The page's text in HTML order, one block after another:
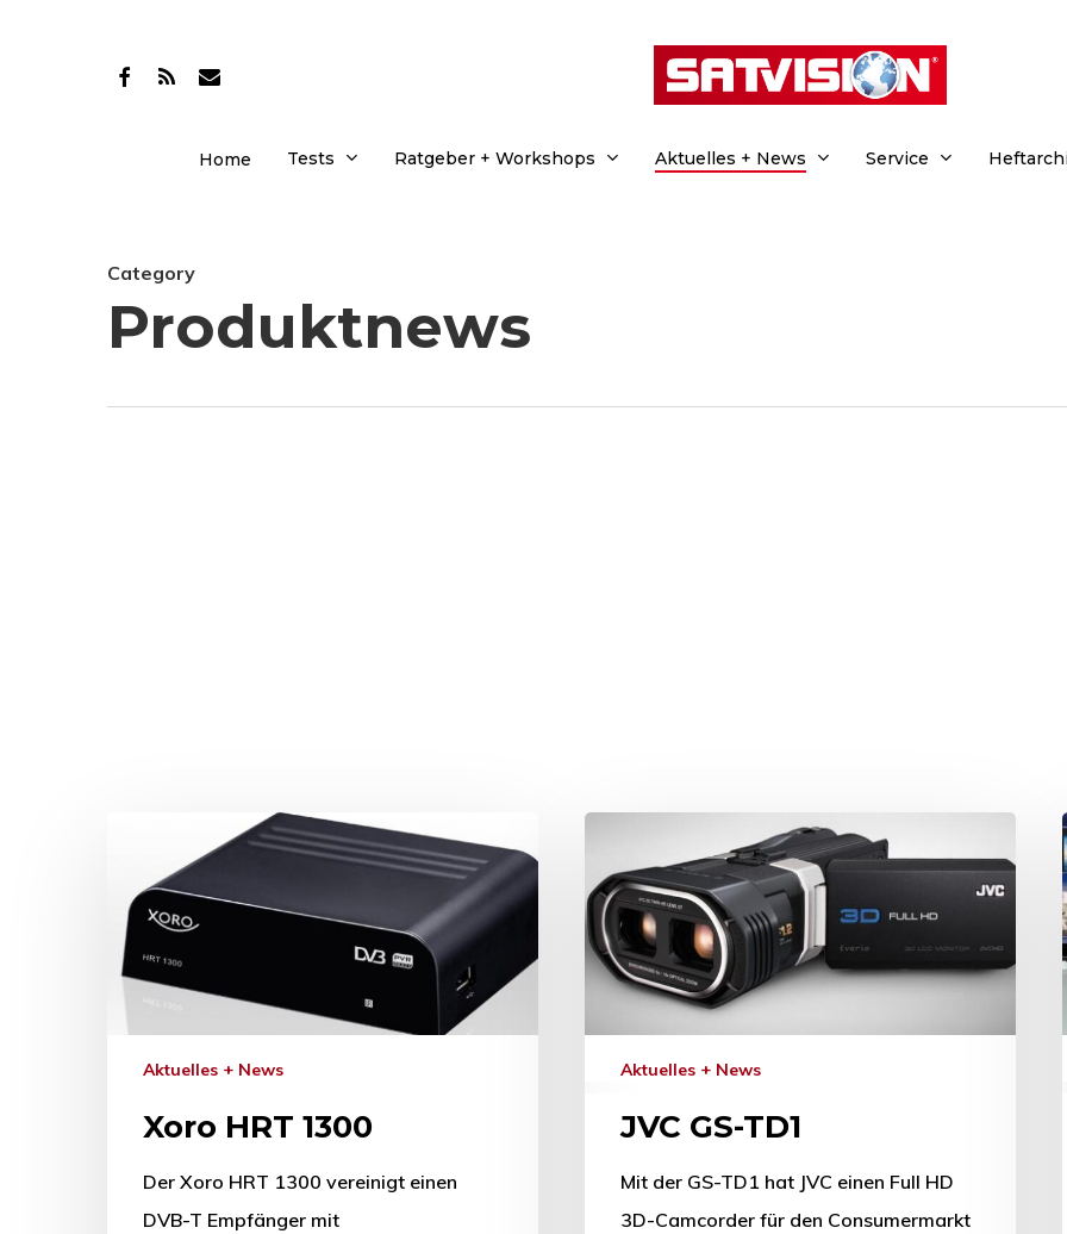
Drücken Sie Enter zum Suchen oder ESC zum Schließen.
facebook
RSS email
Home Tests Ratgeber + Workshops Aktuelles + News Service
Category
Produktnews
Aktuelles + News
Xoro HRT 1300
Der Xoro HRT 1300 vereinigt einen
DVB-T Empfänger mit
Aktuelles + News
JVC GS-TD1
Mit der GS-TD1 hat JVC einen Full HD
3D-Camcorder für den Consumermarkt